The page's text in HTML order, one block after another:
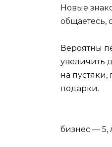
Новые
общаетесь,
Вероятны
увеличить
на
подарки.
бизнес —